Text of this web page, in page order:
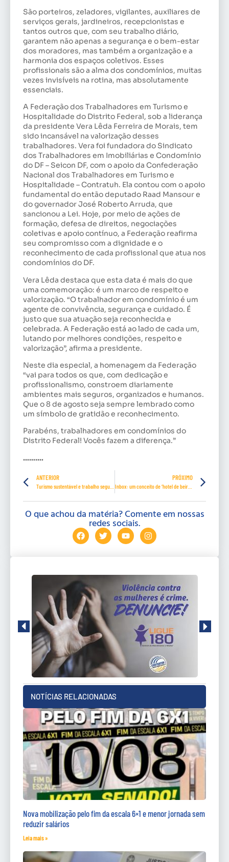
São porteiros, zeladores, vigilantes, auxiliares de
serviços gerais, jardineiros, recepcionistas e
tantos outros que, com seu trabalho diário,
garantem não apenas a segurança e o bem-estar
dos moradores, mas também a organização e a
harmonia dos espaços coletivos. Esses
profissionais são a alma dos condomínios, muitas
vezes invisíveis na rotina, mas absolutamente
essenciais.
A Federação dos Trabalhadores em Turismo e
Hospitalidade do Distrito Federal, sob a liderança
da presidente Vera Lêda Ferreira de Morais, tem
sido incansável na valorização desses
trabalhadores. Vera foi fundadora do Sindicato
dos Trabalhadores em Imobiliárias e Condomínio
do DF – Seicon DF, com o apoio da Confederação
Nacional dos Trabalhadores em Turismo e
Hospitalidade – Contratuh. Ela contou com o apoio
fundamental do então deputado Raad Mansour e
do governador José Roberto Arruda, que
sancionou a Lei. Hoje, por meio de ações de
formação, defesa de direitos, negociações
coletivas e apoio contínuo, a Federação reafirma
seu compromisso com a dignidade e o
reconhecimento de cada profissional que atua nos
condomínios do DF.
Vera Lêda destaca que esta data é mais do que
uma comemoração: é um marco de respeito e
valorização. “O trabalhador em condomínio é um
agente de convivência, segurança e cuidado. É
justo que sua atuação seja reconhecida e
celebrada. A Federação está ao lado de cada um,
lutando por melhores condições, respeito e
valorização”, afirma a presidente.
Neste dia especial, a homenagem da Federação
“vai para todos os que, com dedicação e
profissionalismo, constroem diariamente
ambientes mais seguros, organizados e humanos.
Que o 8 de agosto seja sempre lembrado como
um símbolo de gratidão e reconhecimento.
Parabéns, trabalhadores em condomínios do
Distrito Federal! Vocês fazem a diferença.”
……….
ANTERIOR PRÓXIMO
Inbox: um conceito de ‘hotel de beira de estrada’
O que achou da matéria? Comente em nossas
redes sociais.
NOTÍCIAS RELACIONADAS
Nova mobilização pelo fim da escala 6×1 e menor jornada sem
reduzir salários
Leia mais »